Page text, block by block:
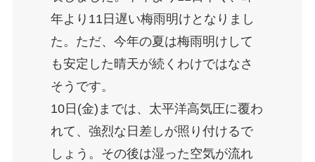
年より11日遅い梅雨明けとなりまし
た。ただ、今年の夏は梅雨明けして
も安定した晴天が続くわけではなさ
そうです。
10日(金)までは、太平洋高気圧に覆わ
れて、強烈な日差しが照り付けるで
しょう。その後は湿った空気が流れ